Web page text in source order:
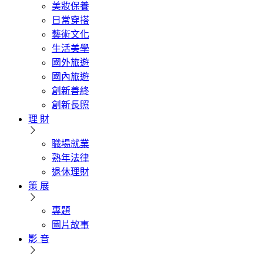
美妝保養
日常穿搭
藝術文化
生活美學
國外旅遊
國內旅遊
創新善終
創新長照
理 財
職場就業
熟年法律
退休理財
策 展
專題
圖片故事
影 音